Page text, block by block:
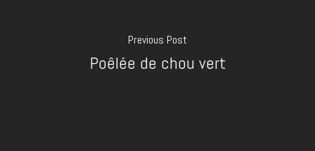
Previous Post
Poêlée de chou vert